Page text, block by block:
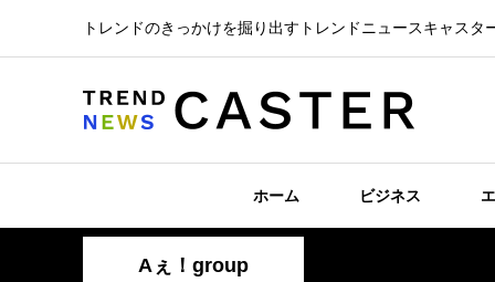
トレンドのきっかけを掘り出すトレンドニュースキャスタ
ホーム ビジネス
Aぇ！group